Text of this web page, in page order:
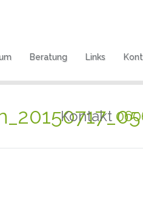
Beratung Links
Kontakt